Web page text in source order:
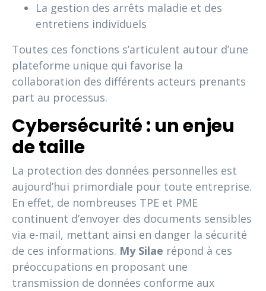
La gestion des arrêts maladie et des
entretiens individuels
Toutes ces fonctions s’articulent autour d’une
plateforme unique qui favorise la
collaboration des différents acteurs prenants
part au processus.
Cybersécurité : un enjeu
de taille
La protection des données personnelles est
aujourd’hui primordiale pour toute entreprise.
En effet, de nombreuses TPE et PME
continuent d’envoyer des documents sensibles
via e-mail, mettant ainsi en danger la sécurité
de ces informations. My Silae répond à ces
préoccupations en proposant une
transmission de données conforme aux